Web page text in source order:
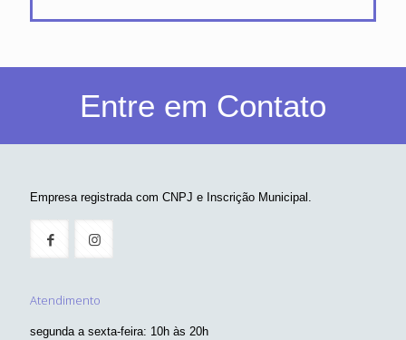
Entre em Contato
Empresa registrada com CNPJ e Inscrição Municipal.
Atendimento
segunda a sexta-feira: 10h às 20h